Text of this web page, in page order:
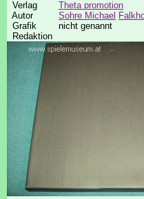
Verlag
Theta promotion
Autor
Sohre Michael
Grafik
nicht genannt
Redaktion